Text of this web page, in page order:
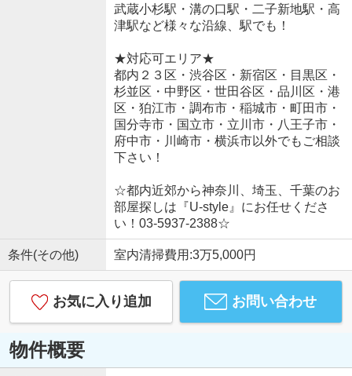
武蔵小杉駅・溝の口駅・二子新地駅・高
津駅など様々な沿線、駅でも！
★対応可エリア★
都内２３区・渋谷区・新宿区・目黒区・
杉並区・中野区・世田谷区・品川区・港
区・狛江市・調布市・稲城市・町田市・
国分寺市・国立市・立川市・八王子市・
府中市・川崎市・横浜市以外でもご相談
下さい！
☆都内近郊から神奈川、埼玉、千葉のお
部屋探しは『U-style』にお任せくださ
い！03-5937-2388☆
条件(その他) 室内清掃費用:3万5,000円
お気に入り追加 お問い合わせ
物件概要